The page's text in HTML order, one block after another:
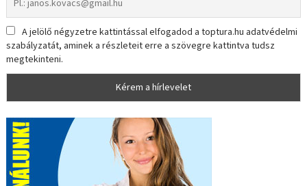
A jelölő négyzetre kattintással elfogadod a toptura.hu adatvédelmi
szabályzatát, aminek a részleteit erre a szövegre kattintva tudsz
megtekinteni.